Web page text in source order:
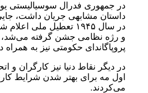
در جمهوری فدرال سوسیالیستی
داستان مشابهی جریان داشت،
در سال ۱۹۴۵ تعطیل ملی
و رژه نظامی جشن گرفته می‌شد،
پروپاگاندای حکومتی نیز به
در دیگر نقاط دنیا نیز کارگران و
اول مه برای بهتر شدن شرایط
می‌کردند.